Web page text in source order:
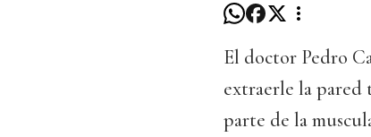
El doctor Pedro
extraerle la pared
parte de la